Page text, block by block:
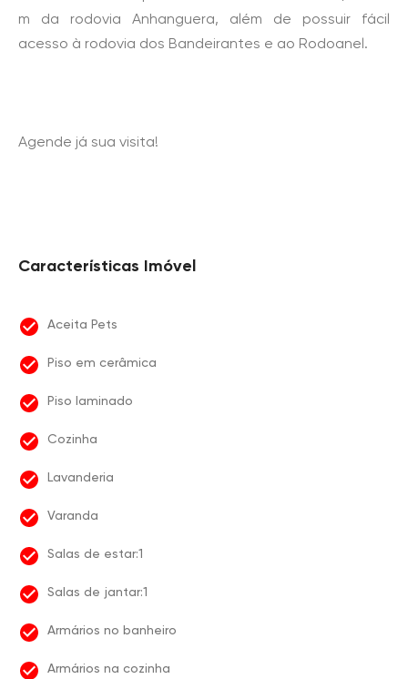
m da rodovia Anhanguera, além de possuir fácil
acesso à rodovia dos Bandeirantes e ao Rodoanel.
Agende já sua visita!
Características Imóvel
Aceita Pets
Piso em cerâmica
Piso laminado
Cozinha
Lavanderia
Varanda
Salas de estar:1
Salas de jantar:1
Armários no banheiro
Armários na cozinha